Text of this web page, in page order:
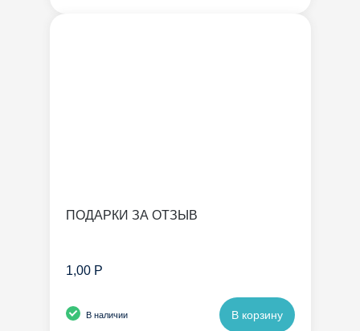
ПОДАРКИ ЗА ОТЗЫВ
1,00 Р
В наличии В корзину